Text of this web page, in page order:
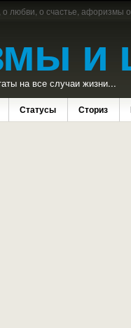
любви, о счастье,
и
на все случаи жизни...
Статусы Сториз